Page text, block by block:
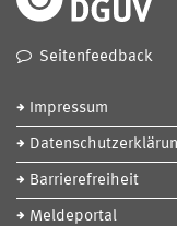
Seitenfeedback
Impressum
Barrierefreiheit
Meldeportal